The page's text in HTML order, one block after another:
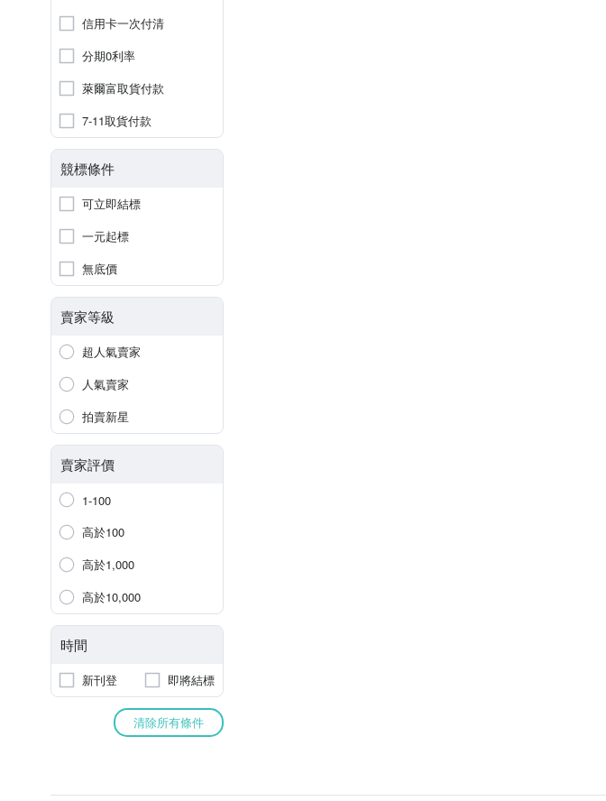
信用卡一次付清
分期0利率
萊爾富取貨付款
7-11取貨付款
競標條件
可立即結標
一元起標
無底價
賣家等級
超人氣賣家
人氣賣家
拍賣新星
賣家評價
1-100
高於100
高於1,000
高於10,000
時間
新刊登 即將結標
清除所有條件